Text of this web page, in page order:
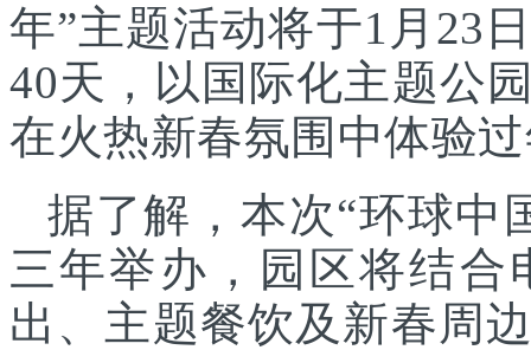
年”主题活动将于1月23
40天，以国际化主题公
在火热新春氛围中体验
据了解，本次“环球中
三年举办，园区将结合
出、主题餐饮及新春周